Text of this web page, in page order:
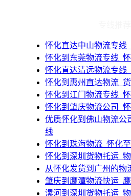
怀化直达中山物流专线
怀化到东莞物流专线_
怀化直达清远物流专线
怀化到惠州直达物流_
怀化到江门物流专线_
怀化到肇庆物流公司_
优质怀化到佛山物流公
线
怀化到珠海物流_怀化
怀化到深圳货物托运_
从怀化发货到广州的物
肇庆到鹰潭物流快运_
漯河到深圳货物托运_